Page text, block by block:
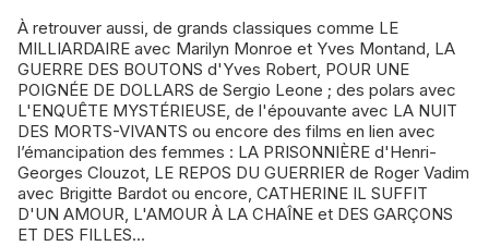
À retrouver aussi, de grands classiques comme LE
MILLIARDAIRE avec Marilyn Monroe et Yves Montand, LA
GUERRE DES BOUTONS d'Yves Robert, POUR UNE
POIGNÉE DE DOLLARS de Sergio Leone ; des polars avec
L'ENQUÊTE MYSTÉRIEUSE, de l'épouvante avec LA NUIT
DES MORTS-VIVANTS ou encore des films en lien avec
l’émancipation des femmes : LA PRISONNIÈRE d'Henri-
Georges Clouzot, LE REPOS DU GUERRIER de Roger Vadim
avec Brigitte Bardot ou encore, CATHERINE IL SUFFIT
D'UN AMOUR, L'AMOUR À LA CHAÎNE et DES GARÇONS
ET DES FILLES...